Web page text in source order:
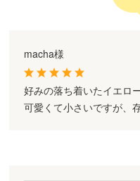
macha様
好みの落ち着いたイエロ
可愛くて小さいですが、